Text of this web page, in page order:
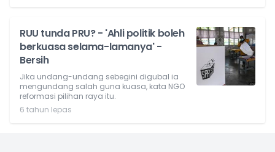
RUU tunda PRU? - 'Ahli politik boleh
berkuasa selama-lamanya' -
Bersih
Jika undang-undang sebegini digubal ia
mengundang salah guna kuasa, kata NGO
reformasi pilihan raya itu.
6 tahun lepas